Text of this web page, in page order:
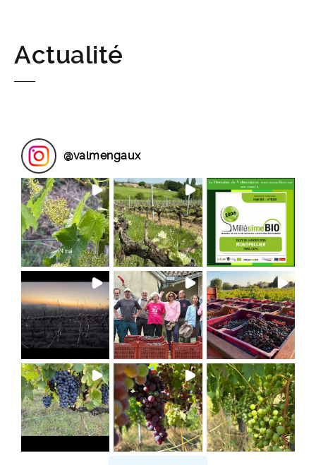
Actualité
@valmengaux